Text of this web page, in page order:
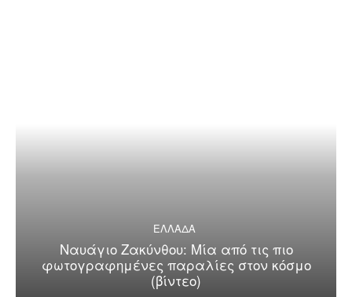
ΕΛΛΑΔΑ
Ναυάγιο Ζακύνθου: Μία από τις πιο
φωτογραφημένες παραλίες στον κόσμο
(βίντεο)